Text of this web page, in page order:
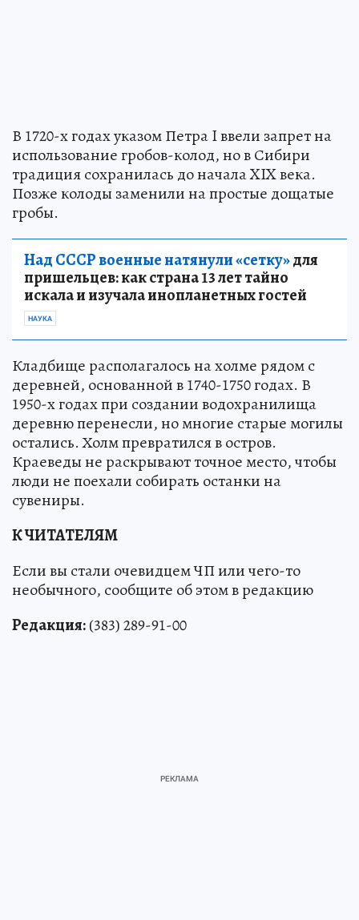
В 1720-х годах указом Петра I ввели запрет на
использование гробов-колод, но в Сибири
традиция сохранилась до начала XIX века.
Позже колоды заменили на простые дощатые
гробы.
Над СССР военные натянули «сетку»для
пришельцев: как страна 13 лет тайно
искала и изучала инопланетных гостей
НАУКА
Кладбище располагалось на холме рядом с
деревней, основанной в 1740-1750 годах. В
1950-х годах при создании водохранилища
деревню перенесли, но многие старые могилы
остались. Холм превратился в остров.
Краеведы не раскрывают точное место, чтобы
люди не поехали собирать останки на
сувениры.
К ЧИТАТЕЛЯМ
Если вы стали очевидцем ЧП или чего-то
необычного, сообщите об этом в редакцию
Редакция:(383) 289-91-00